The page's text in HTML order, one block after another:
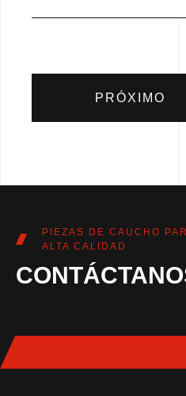
PRÓXIMO
PIEZAS DE CAUCHO
ALTA CALIDAD